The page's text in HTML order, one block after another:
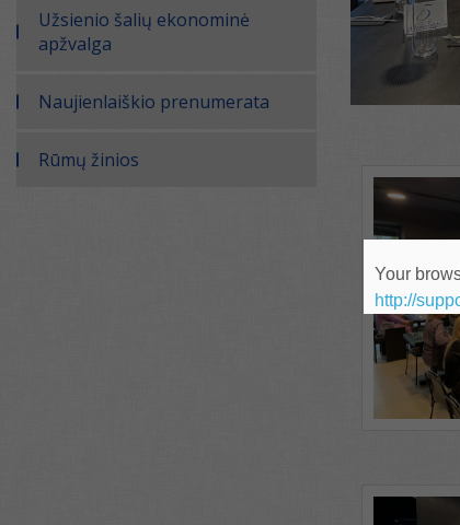
Užsienio šalių ekonominė
apžvalga
Naujienlaiškio prenumerata
Rūmų žinios
Your
http://